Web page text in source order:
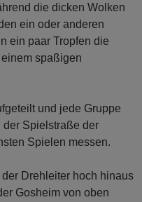
die dicken Wolken
ein oder anderen
ein paar Tropfen die
spaßigen
und jede Gruppe
Spielstraße der
Spielen messen.
Drehleiter hoch hinaus
Gosheim von oben